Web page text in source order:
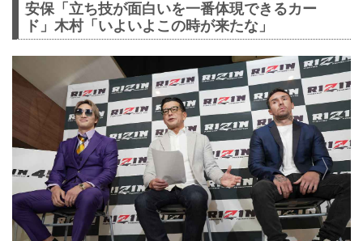
安保「立ち技が面白いを一番体現できるカー
ド」木村「いよいよこの時が来たな」